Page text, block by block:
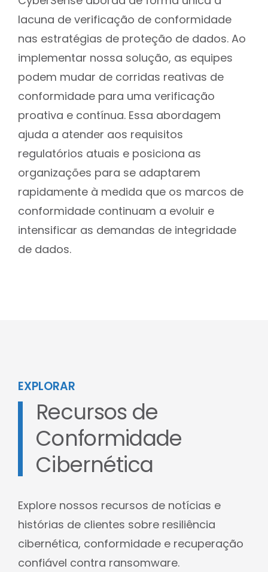
lacuna de verificação de conformidade
nas estratégias de proteção de dados. Ao
implementar nossa solução, as equipes
podem mudar de corridas reativas de
conformidade para uma verificação
proativa e contínua. Essa abordagem
ajuda a atender aos requisitos
regulatórios atuais e posiciona as
organizações para se adaptarem
rapidamente à medida que os marcos de
conformidade continuam a evoluir e
intensificar as demandas de integridade
de dados.
EXPLORAR
Recursos de
Conformidade
Cibernética
Explore nossos recursos de notícias e
histórias de clientes sobre resiliência
cibernética, conformidade e recuperação
confiável contra ransomware.